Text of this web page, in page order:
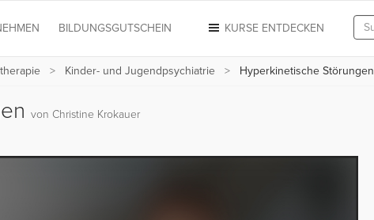
KURSE ENTDECKEN
BILDUNGSGUTSCHEIN
Kinder- und Jugendpsychiatrie Hyperkinetische Störungen
von Christine Krokauer